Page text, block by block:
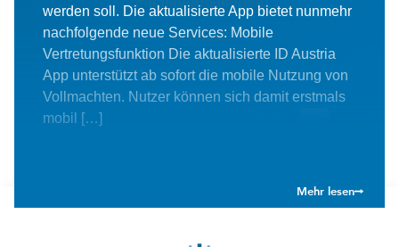
werden soll. Die aktualisierte App bietet nunmehr
nachfolgende neue Services: Mobile
Vertretungsfunktion Die aktualisierte ID Austria
App unterstützt ab sofort die mobile Nutzung von
Vollmachten. Nutzer können sich damit erstmals
mobil […]
Mehr lesen
Kontakt
Besuchen Sie uns in den sozialen